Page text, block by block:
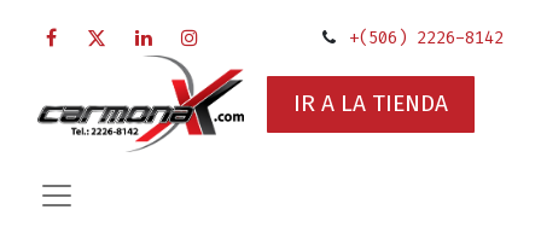
+(506) 2226-8142
IR A LA TIENDA